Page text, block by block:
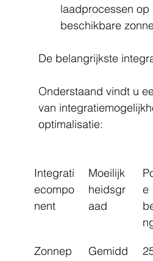
laadprocessen op
beschikbare
De belangrijkste
Onderstaand vindt u
van
optimalisatie:
Integrati
ecompo
nent
Moeilijk
heidsgr
aad
e
Zonnep
Gemidd